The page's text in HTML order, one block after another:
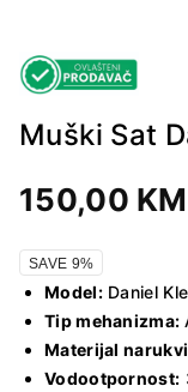
Muški Sat
150,00 KM
SAVE 9%
Model:Daniel
Tip mehanizma:
Materijal
Vodootpornost: